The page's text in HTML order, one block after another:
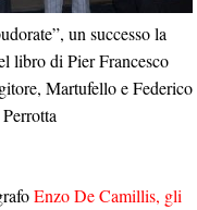
un successo la
libro di Pier Francesco
Martufello e Federico
Perrotta
Enzo De Camillis, gli